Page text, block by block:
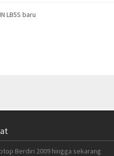
LB5S baru
Berdiri 2009 hingga sekarang